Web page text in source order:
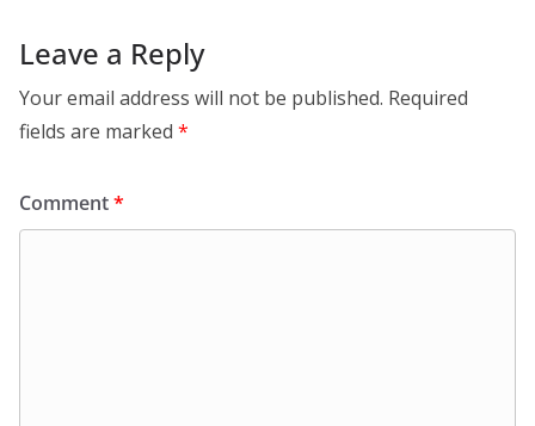
Leave a Reply
Your email address will not be published. Required
fields are marked *
Comment*